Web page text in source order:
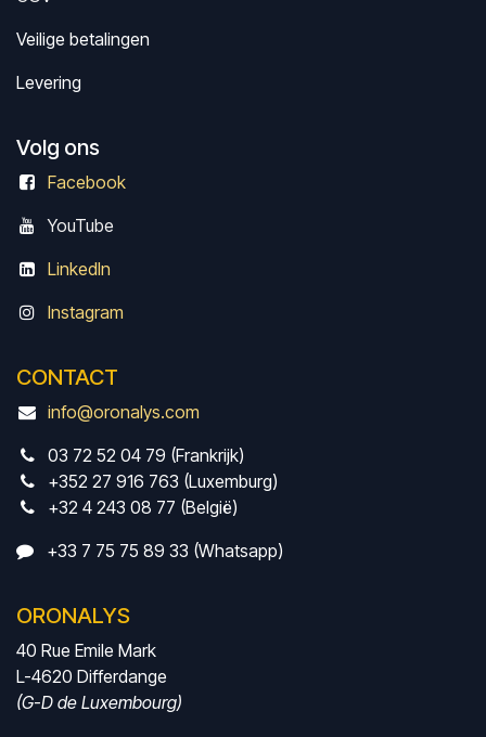
Veilige betalingen
Levering
Volg ons
Facebook
YouTube
LinkedIn
Instagram
CONTACT
info@oronalys.com
03 72 52 04 79 (Frankrijk)
+352 27 916 763 (Luxemburg)
+32 4 243 08 77 (België)
+33 7 75 75 89 33 (Whatsapp)
ORONALYS
40 Rue Emile Mark
L-4620 Differdange
(G-D de Luxembourg)